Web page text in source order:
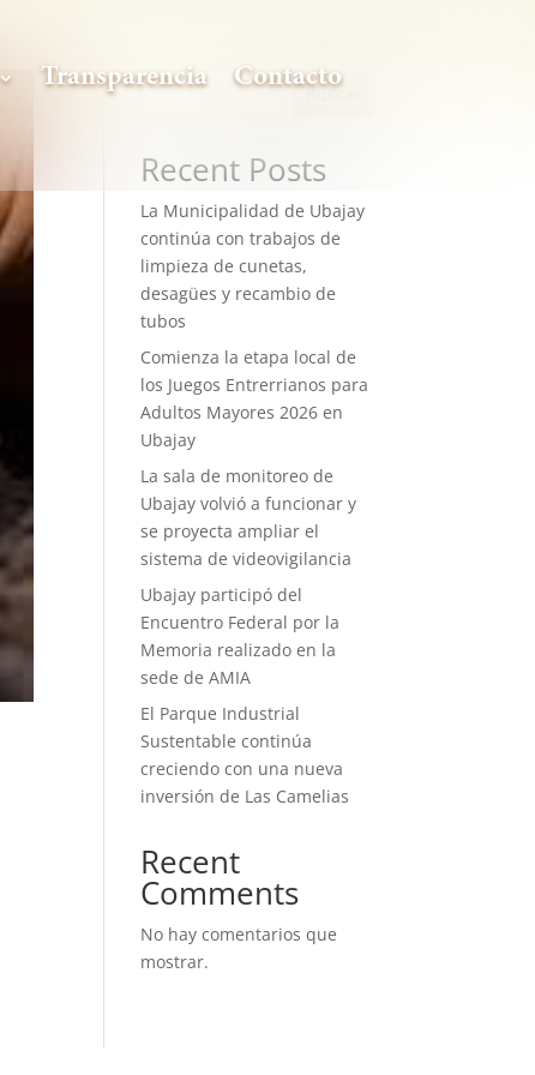
Transparencia Contacto
Buscar
Recent Posts
La Municipalidad de Ubajay
continúa con trabajos de
limpieza de cunetas,
desagües y recambio de
tubos
Comienza la etapa local de
los Juegos Entrerrianos para
Adultos Mayores 2026 en
Ubajay
La sala de monitoreo de
Ubajay volvió a funcionar y
se proyecta ampliar el
sistema de videovigilancia
Ubajay participó del
Encuentro Federal por la
Memoria realizado en la
sede de AMIA
El Parque Industrial
Sustentable continúa
creciendo con una nueva
inversión de Las Camelias
Recent
Comments
No hay comentarios que
mostrar.